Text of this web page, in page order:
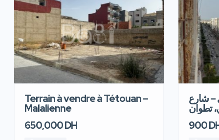
Terrain à vendre à Tétouan –
Malalienne
650,000 DH
– شارع
تطوان
900